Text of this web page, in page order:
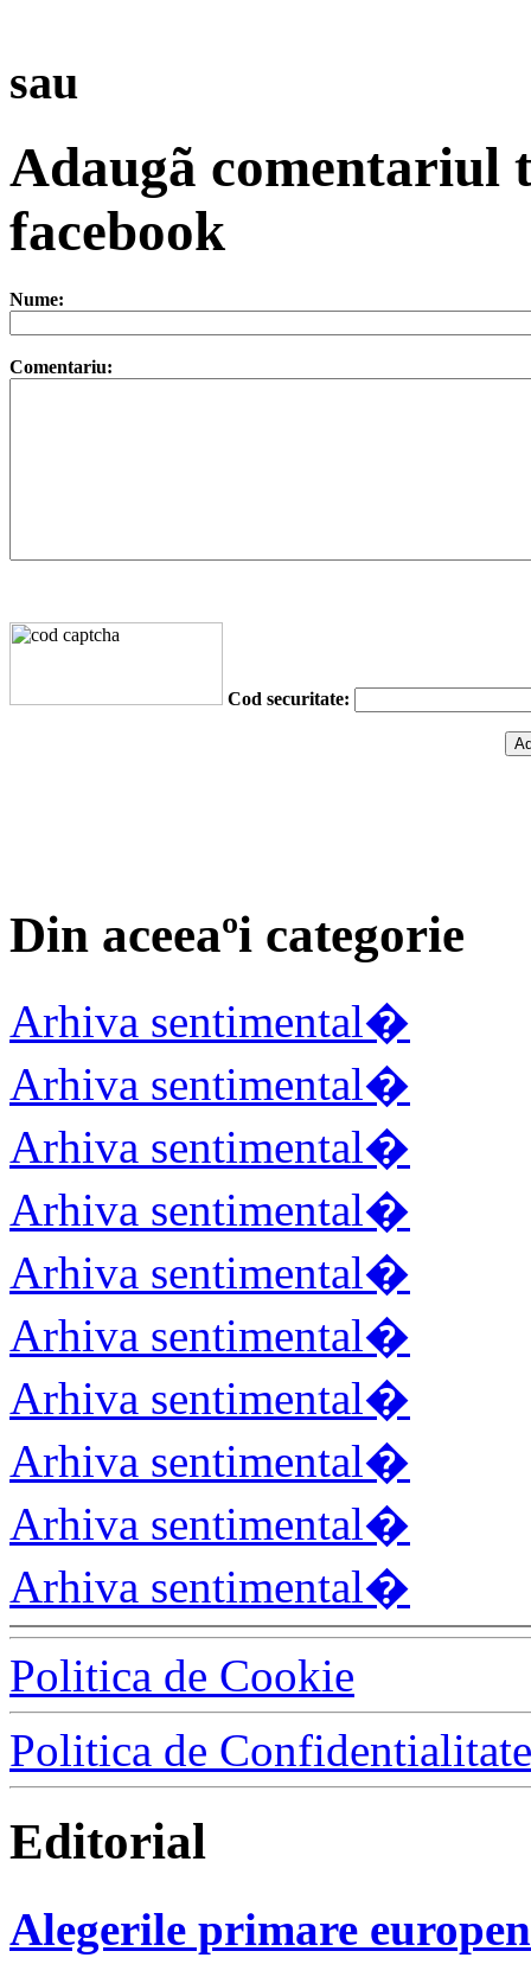
sau
Adaugã comentariul
facebook
Nume:
Comentariu:
Cod securitate:
Din aceeaºi categorie
Arhiva sentimental�
Arhiva sentimental�
Arhiva sentimental�
Arhiva sentimental�
Arhiva sentimental�
Arhiva sentimental�
Arhiva sentimental�
Arhiva sentimental�
Arhiva sentimental�
Arhiva sentimental�
Politica de Cookie
Politica de Confidentialitate
Editorial
Alegerile primare